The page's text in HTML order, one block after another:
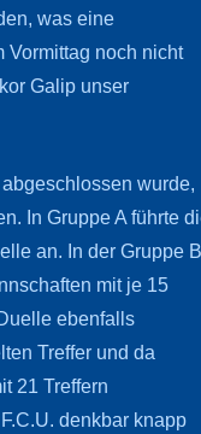
was eine
Vormittag noch nicht
Galip unser
wurde,
In Gruppe A führte
an. In der Gruppe B
mit je 15
ebenfalls
Treffer und da
21 Treffern
denkbar knapp